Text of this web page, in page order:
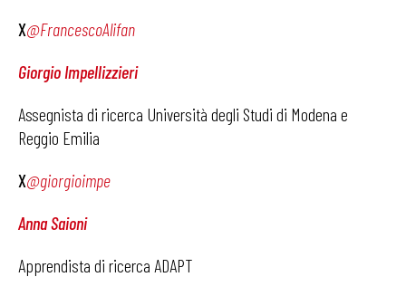
X@FrancescoAlifan
Giorgio Impellizzieri
Assegnista di ricerca Università degli Studi di Modena e
Reggio Emilia
X@giorgioimpe
Anna Saioni
Apprendista di ricerca ADAPT